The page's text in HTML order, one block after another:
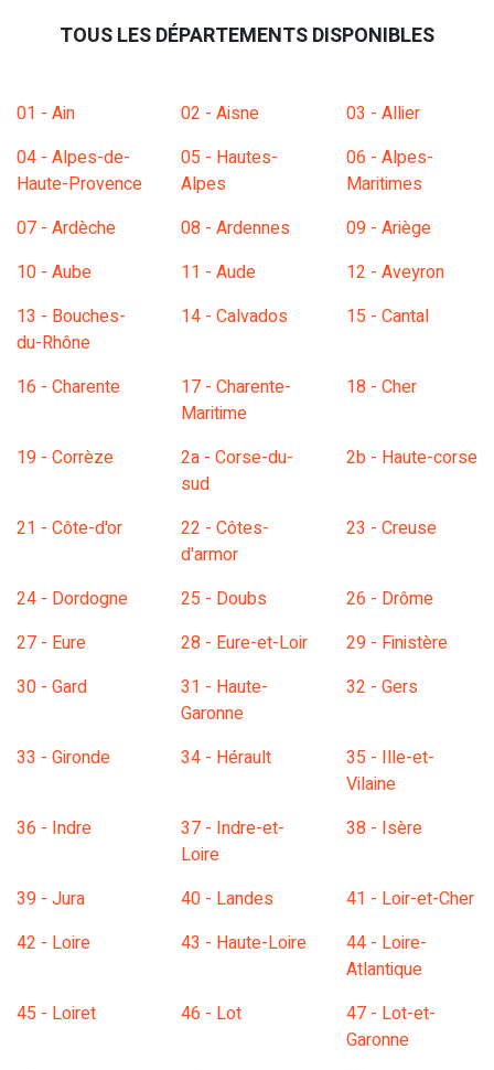
TOUS LES DÉPARTEMENTS DISPONIBLES
01 - Ain 02 - Aisne
03 - Allier
04 - Alpes-de-
Haute-Provence
05 - Hautes-
Alpes
06 - Alpes-
Maritimes
07 - Ardèche
08 - Ardennes
09 - Ariège
10 - Aube
11 - Aude
12 - Aveyron
13 - Bouches-
du-Rhône
14 - Calvados 15 - Cantal
16 - Charente
17 - Charente-
Maritime
18 - Cher
19 - Corrèze
2a - Corse-du-
sud
2b - Haute-corse
21 - Côte-d'or
22 - Côtes-
d'armor
23 - Creuse
24 - Dordogne 25 - Doubs
26 - Drôme
27 - Eure
28 - Eure-et-Loir
29 - Finistère
30 - Gard
31 - Haute-
Garonne
32 - Gers
33 - Gironde 34 - Hérault
35 - Ille-et-
Vilaine
36 - Indre
37 - Indre-et-
Loire
38 - Isère
39 - Jura 40 - Landes
41 - Loir-et-Cher
42 - Loire
43 - Haute-Loire
44 - Loire-
Atlantique
45 - Loiret
46 - Lot
47 - Lot-et-
Garonne